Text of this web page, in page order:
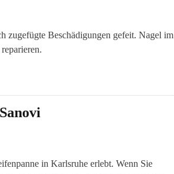
zugefügte Beschädigungen gefeit. Nagel im
in Karlsruhe erlebt. Wenn Sie